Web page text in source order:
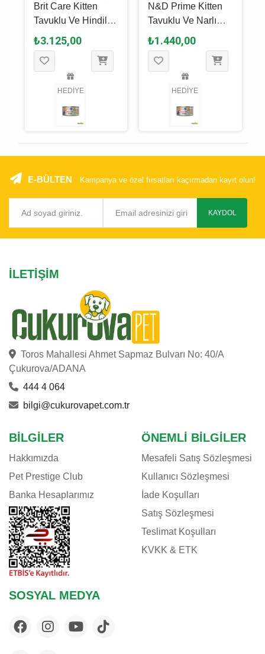
Brit Care Kitten
Tavuklu Ve Hindili
Yavru Kedi Maması
7 Kg
₺3.125,00
HEDİYE
N&D Prime Kitten
Tavuklu Ve Narlı
Yavru Kedi Maması
1.5 Kg
₺1.440,00
HEDİYE
E-BÜLTEN Kampanya ve özel fırsatları kaçırmadan kayıt olun!
KAYDOL
İLETIŞIM
Toros Mahallesi Ahmet Sapmaz Bulvarı No: 40/A
Çukurova/ADANA
444 4 064
bilgi@cukurovapet.com.tr
BILGILER
Hakkımızda
Pet Prestige Club
Banka Hesaplarımız
ÖNEMLI BILGILER
Mesafeli Satış Sözleşmesi
Kullanıcı Sözleşmesi
İade Koşulları
Satış Sözleşmesi
Teslimat Koşulları
KVKK & ETK
SOSYAL MEDYA